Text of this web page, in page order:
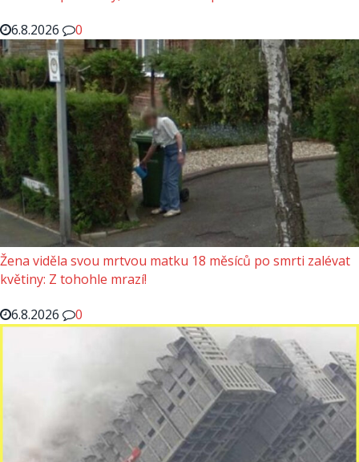
6.8.2026
0
Žena viděla svou mrtvou matku 18 měsíců po smrti zalévat
květiny: Z tohohle mrazí!
6.8.2026
0